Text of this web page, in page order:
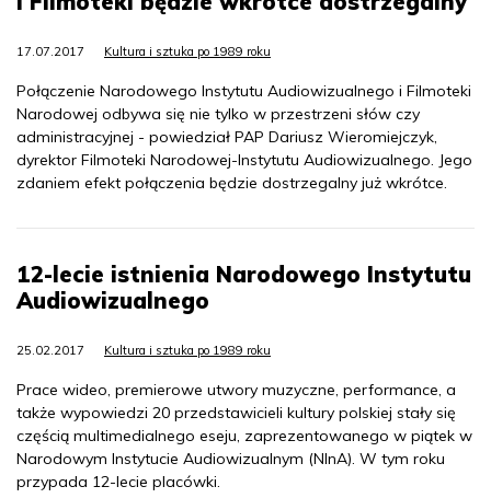
17.07.2017 Kultura i sztuka po 1989 roku
Połączenie Narodowego Instytutu Audiowizualnego i Filmoteki
Narodowej odbywa się nie tylko w przestrzeni słów czy
administracyjnej - powiedział PAP Dariusz Wieromiejczyk,
dyrektor Filmoteki Narodowej-Instytutu Audiowizualnego. Jego
zdaniem efekt połączenia będzie dostrzegalny już wkrótce.
12-lecie istnienia Narodowego Instytutu
Audiowizualnego
25.02.2017 Kultura i sztuka po 1989 roku
Prace wideo, premierowe utwory muzyczne, performance, a
także wypowiedzi 20 przedstawicieli kultury polskiej stały się
częścią multimedialnego eseju, zaprezentowanego w piątek w
Narodowym Instytucie Audiowizualnym (NInA). W tym roku
przypada 12-lecie placówki.